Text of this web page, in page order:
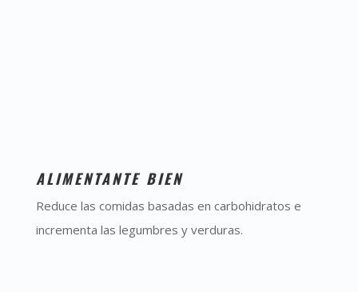
ALIMENTANTE BIEN
Reduce las comidas basadas en carbohidratos e
incrementa las legumbres y verduras.